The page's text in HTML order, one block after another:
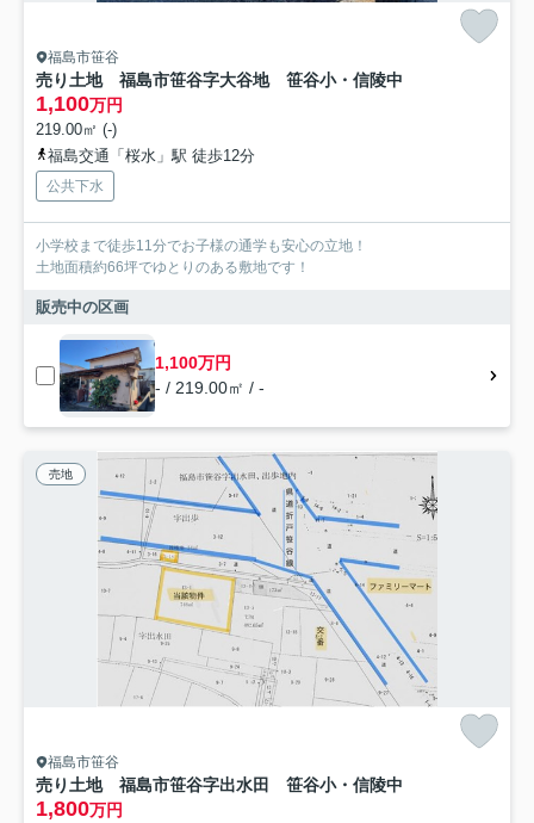
福島市笹谷
売り土地 福島市笹谷字大谷地 笹谷小・信陵中
1,100万円
219.00㎡ (-)
福島交通「桜水」駅 徒歩12分
公共下水
小学校まで徒歩11分でお子様の通学も安心の立地！
土地面積約66坪でゆとりのある敷地です！
販売中の区画
1,100万円
- / 219.00㎡ / -
売地
福島市笹谷
売り土地 福島市笹谷字出水田 笹谷小・信陵中
1,800万円